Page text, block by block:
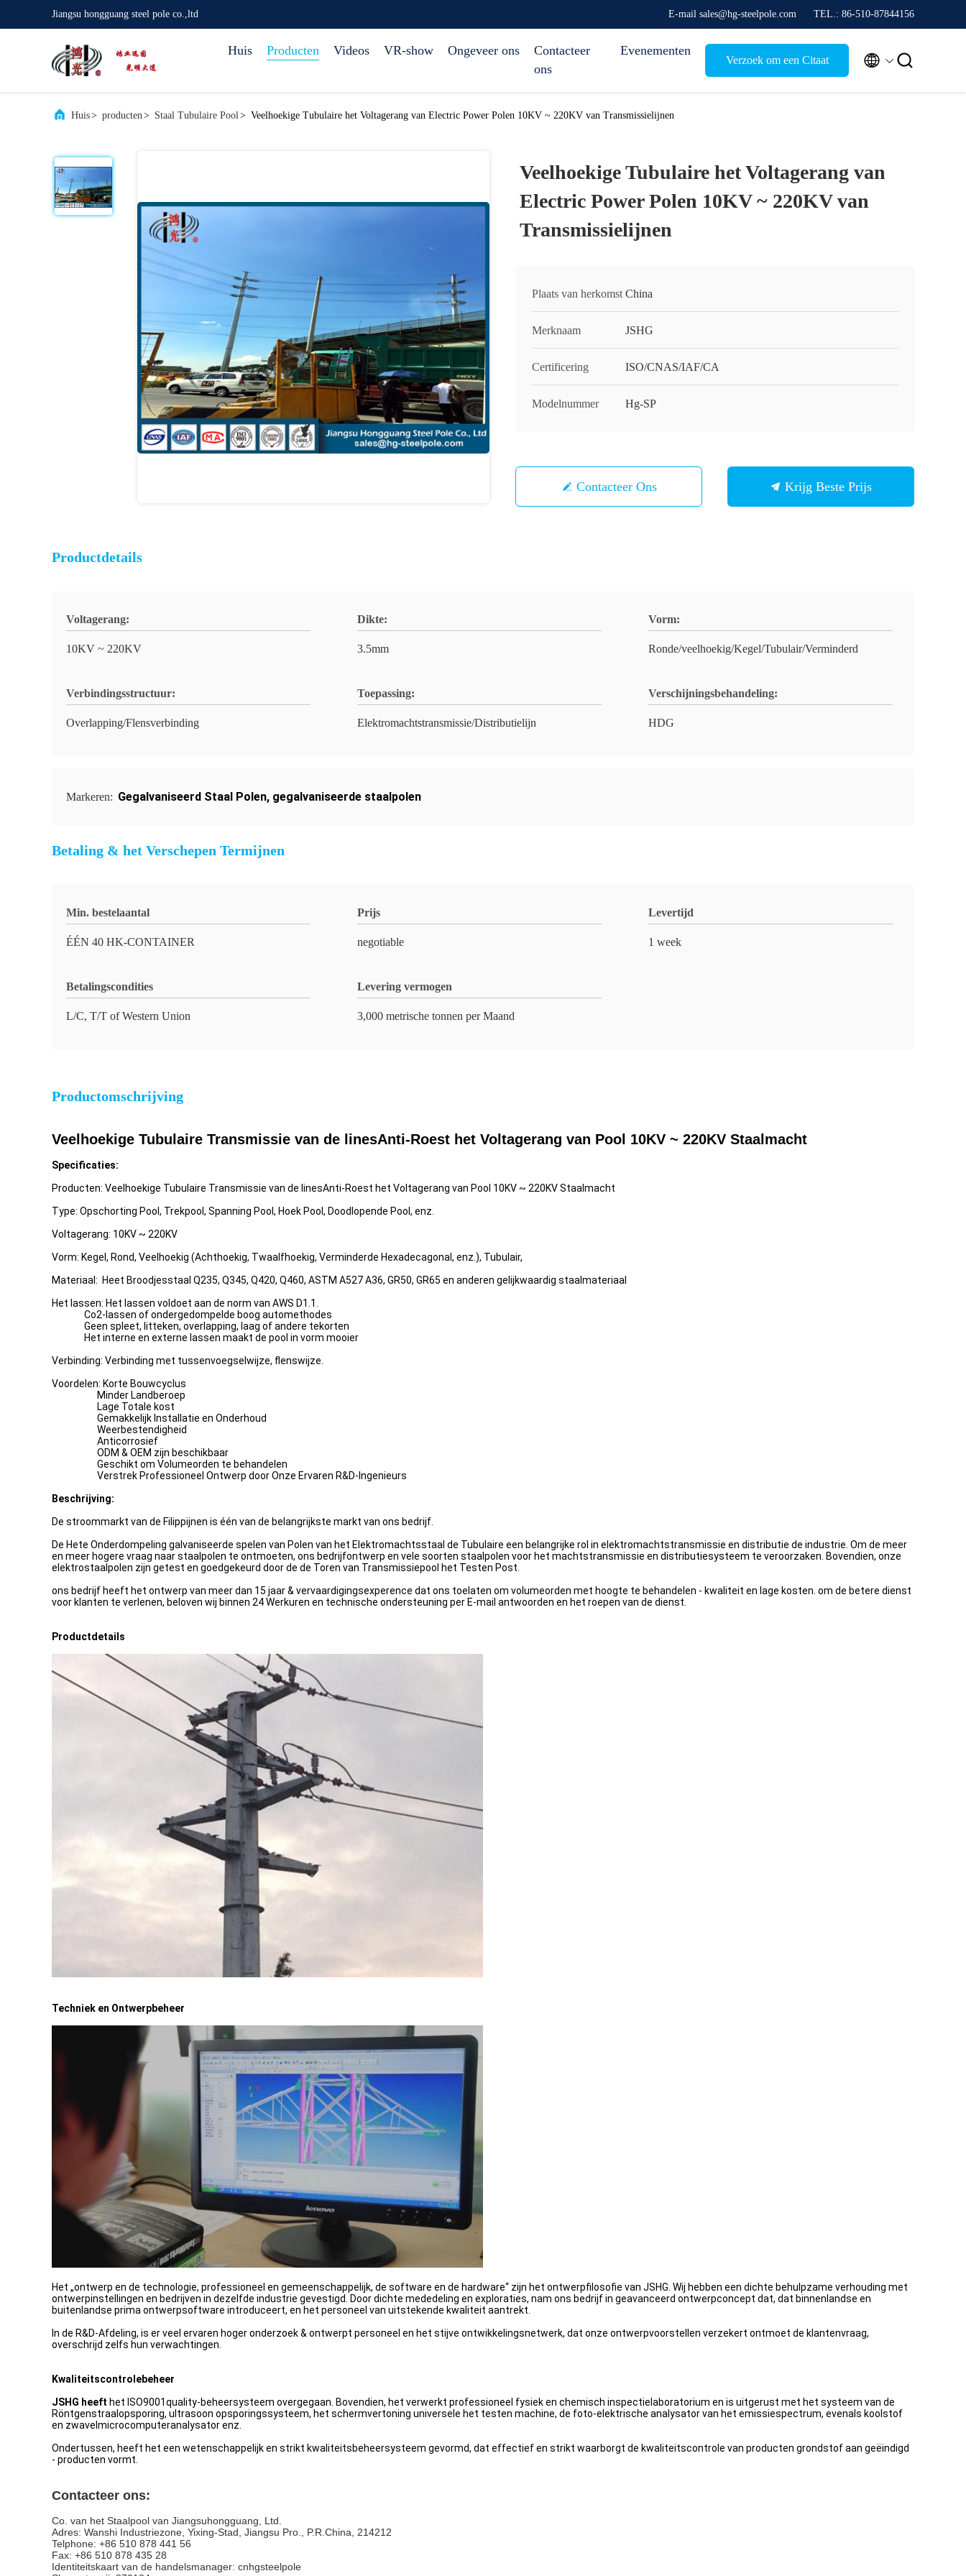
Jiangsu hongguang steel pole co.,ltd E-mail sales@hg-steelpole.com TEL.: 86-510-87844156
Huis Producten Videos VR-show Ongeveer ons
Contacteer
ons
Evenementen
Verzoek om een Citaat  
Huis> producten> Staal Tubulaire Pool> Veelhoekige Tubulaire het Voltagerang van Electric Power Polen 10KV ~ 220KV van Transmissielijnen
Veelhoekige Tubulaire het Voltagerang van
Electric Power Polen 10KV ~ 220KV van
Transmissielijnen
Plaats van herkomst China
Merknaam JSHG
Certificering ISO/CNAS/IAF/CA
Modelnummer Hg-SP
Contacteer Ons Krijg Beste Prijs
Productdetails
Voltagerang:
10KV ~ 220KV
Dikte:
3.5mm
Vorm:
Ronde/veelhoekig/Kegel/Tubulair/Verminderd
Verbindingsstructuur:
Overlapping/Flensverbinding
Toepassing:
Elektromachtstransmissie/Distributielijn
Verschijningsbehandeling:
HDG
Markeren: Gegalvaniseerd Staal Polen, gegalvaniseerde staalpolen
Betaling & het Verschepen Termijnen
Min. bestelaantal
ÉÉN 40 HK-CONTAINER
Prijs
negotiable
Levertijd
1 week
Betalingscondities
L/C, T/T of Western Union
Levering vermogen
3,000 metrische tonnen per Maand
Productomschrijving
Veelhoekige Tubulaire Transmissie van de linesAnti-Roest het Voltagerang van Pool 10KV ~ 220KV Staalmacht
Specificaties:
Producten: Veelhoekige Tubulaire Transmissie van de linesAnti-Roest het Voltagerang van Pool 10KV ~ 220KV Staalmacht
Type: Opschorting Pool, Trekpool, Spanning Pool, Hoek Pool, Doodlopende Pool, enz.
Voltagerang: 10KV ~ 220KV
Vorm: Kegel, Rond, Veelhoekig (Achthoekig, Twaalfhoekig, Verminderde Hexadecagonal, enz.), Tubulair,
Materiaal: Heet Broodjesstaal Q235, Q345, Q420, Q460, ASTM A527 A36, GR50, GR65 en anderen gelijkwaardig staalmateriaal
Het lassen: Het lassen voldoet aan de norm van AWS D1.1.
Co2-lassen of ondergedompelde boog automethodes
Geen spleet, litteken, overlapping, laag of andere tekorten
Het interne en externe lassen maakt de pool in vorm mooier
Verbinding: Verbinding met tussenvoegselwijze, flenswijze.
Voordelen: Korte Bouwcyclus
Minder Landberoep
Lage Totale kost
Gemakkelijk Installatie en Onderhoud
Weerbestendigheid
Anticorrosief
ODM & OEM zijn beschikbaar
Geschikt om Volumeorden te behandelen
Verstrek Professioneel Ontwerp door Onze Ervaren R&D-Ingenieurs
Beschrijving:
De stroommarkt van de Filippijnen is één van de belangrijkste markt van ons bedrijf.
De Hete Onderdompeling galvaniseerde spelen van Polen van het Elektromachtsstaal de Tubulaire een belangrijke rol in elektromachtstransmissie en distributie de industrie. Om de meer
en meer hogere vraag naar staalpolen te ontmoeten, ons bedrijfontwerp en vele soorten staalpolen voor het machtstransmissie en distributiesysteem te veroorzaken. Bovendien, onze
elektrostaalpolen zijn getest en goedgekeurd door de de Toren van Transmissiepool het Testen Post.
ons bedrijf heeft het ontwerp van meer dan 15 jaar & vervaardigingsexperence dat ons toelaten om volumeorden met hoogte te behandelen - kwaliteit en lage kosten. om de betere dienst
voor klanten te verlenen, beloven wij binnen 24 Werkuren en technische ondersteuning per E-mail antwoorden en het roepen van de dienst.
Productdetails
Techniek en Ontwerpbeheer
Het „ontwerp en de technologie, professioneel en gemeenschappelijk, de software en de hardware“ zijn het ontwerpfilosofie van JSHG. Wij hebben een dichte behulpzame verhouding met
ontwerpinstellingen en bedrijven in dezelfde industrie gevestigd. Door dichte mededeling en exploraties, nam ons bedrijf in geavanceerd ontwerpconcept dat, dat binnenlandse en
buitenlandse prima ontwerpsoftware introduceert, en het personeel van uitstekende kwaliteit aantrekt.
In de R&D-Afdeling, is er veel ervaren hoger onderzoek & ontwerpt personeel en het stijve ontwikkelingsnetwerk, dat onze ontwerpvoorstellen verzekert ontmoet de klantenvraag,
overschrijd zelfs hun verwachtingen.
Kwaliteitscontrolebeheer
JSHG heeft het ISO9001quality-beheersysteem overgegaan. Bovendien, het verwerkt professioneel fysiek en chemisch inspectielaboratorium en is uitgerust met het systeem van de
Röntgenstraalopsporing, ultrasoon opsporingssysteem, het schermvertoning universele het testen machine, de foto-elektrische analysator van het emissiespectrum, evenals koolstof
en zwavelmicrocomputeranalysator enz.
Ondertussen, heeft het een wetenschappelijk en strikt kwaliteitsbeheersysteem gevormd, dat effectief en strikt waarborgt de kwaliteitscontrole van producten grondstof aan geëindigd
- producten vormt.
Contacteer ons:
Co. van het Staalpool van Jiangsuhongguang, Ltd.
Adres: Wanshi Industriezone, Yixing-Stad, Jiangsu Pro., P.R.China, 214212
Telphone: +86 510 878 441 56
Fax: +86 510 878 435 28
Identiteitskaart van de handelsmanager: cnhgsteelpole